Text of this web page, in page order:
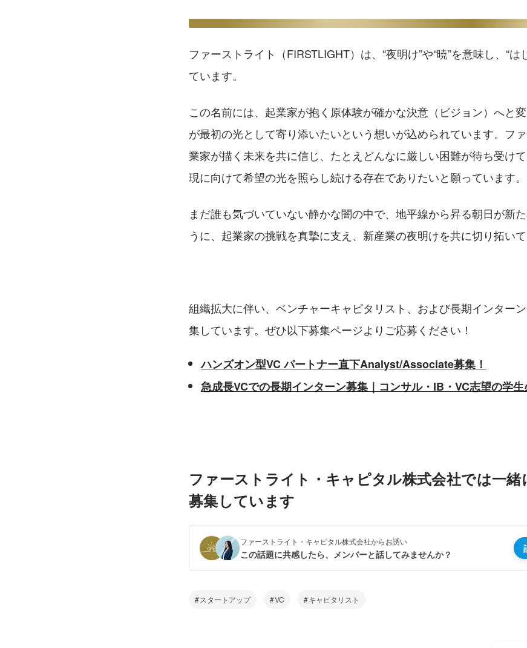
ファーストライト（FIRSTLIGHT）は、“夜明け”や“暁”を意味し、“は
ています。
この名前には、起業家が抱く原体験が確かな決意（ビジョン）へと
が最初の光として寄り添いたいという想いが込められています。フ
業家が描く未来を共に信じ、たとえどんなに厳しい困難が待ち受け
現に向けて希望の光を照らし続ける存在でありたいと願っています。
まだ誰も気づいていない静かな闇の中で、地平線から昇る朝日が新
うに、起業家の挑戦を真摯に支え、新産業の夜明けを共に切り拓いて
組織拡大に伴い、ベンチャーキャピタリスト、および長期インター
集しています。ぜひ以下募集ページよりご応募ください！
ハンズオン型VC パートナー直下Analyst/Associate募集！
急成長VCでの長期インターン募集｜コンサル・IB・VC志望の学生
ファーストライト・キャピタル株式会社では一緒
募集しています
ファーストライト・キャピタル株式会社からお誘い
この話題に共感したら、メンバーと話してみませんか？
スタートアップ VC キャピタリスト